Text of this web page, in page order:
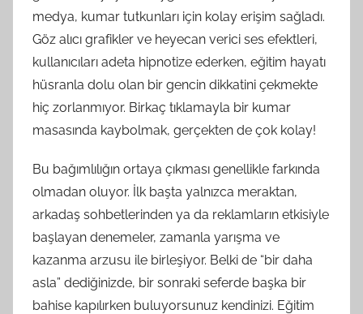
medya, kumar tutkunları için kolay erişim sağladı.
Göz alıcı grafikler ve heyecan verici ses efektleri,
kullanıcıları adeta hipnotize ederken, eğitim hayatı
hüsranla dolu olan bir gencin dikkatini çekmekte
hiç zorlanmıyor. Birkaç tıklamayla bir kumar
masasında kaybolmak, gerçekten de çok kolay!
Bu bağımlılığın ortaya çıkması genellikle farkında
olmadan oluyor. İlk başta yalnızca meraktan,
arkadaş sohbetlerinden ya da reklamların etkisiyle
başlayan denemeler, zamanla yarışma ve
kazanma arzusu ile birleşiyor. Belki de “bir daha
asla” dediğinizde, bir sonraki seferde başka bir
bahise kapılırken buluyorsunuz kendinizi. Eğitim